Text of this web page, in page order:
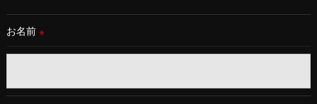
お名前 ※